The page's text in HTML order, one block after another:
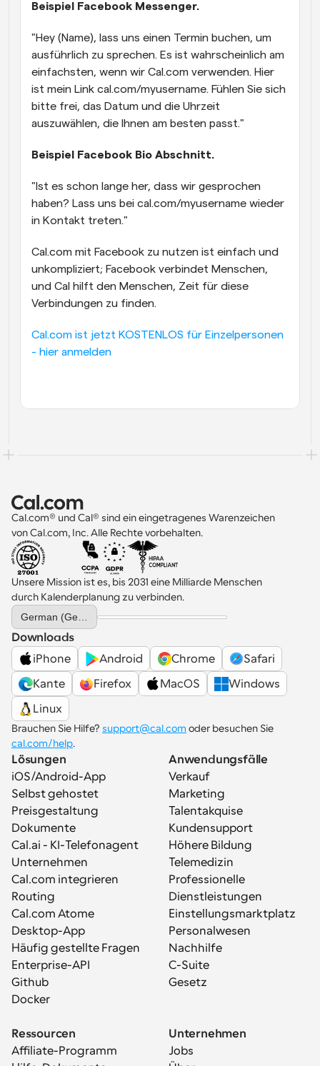
Beispiel Facebook Messenger.
"Hey (Name), lass uns einen Termin buchen, um
ausführlich zu sprechen. Es ist wahrscheinlich am
einfachsten, wenn wir Cal.com verwenden. Hier
ist mein Link cal.com/myusername. Fühlen Sie sich
bitte frei, das Datum und die Uhrzeit
auszuwählen, die Ihnen am besten passt."
Beispiel Facebook Bio Abschnitt.
"Ist es schon lange her, dass wir gesprochen
haben? Lass uns bei cal.com/myusername wieder
in Kontakt treten."
Cal.com mit Facebook zu nutzen ist einfach und
unkompliziert; Facebook verbindet Menschen,
und Cal hilft den Menschen, Zeit für diese
Verbindungen zu finden.
Cal.com ist jetzt KOSTENLOS für Einzelpersonen
- hier anmelden
Cal.com® und Cal® sind ein eingetragenes Warenzeichen
von Cal.com, Inc. Alle Rechte vorbehalten.
Unsere Mission ist es, bis 2031 eine Milliarde Menschen
durch Kalenderplanung zu verbinden.
Select Language
Downloads
iPhone
Android Chrome
Safari
Kante
Firefox MacOS
Windows
Linux
Brauchen Sie Hilfe? support@cal.com
cal.com/help.
Lösungen
iOS/Android-App
Selbst gehostet
Preisgestaltung
Dokumente
Cal.ai - KI-Telefonagent
Unternehmen
Cal.com integrieren
Routing
Cal.com Atome
Desktop-App
Häufig gestellte Fragen
Enterprise-API
Github
Docker
Anwendungsfälle
Verkauf
Marketing
Talentakquise
Kundensupport
Höhere Bildung
Telemedizin
Professionelle
Dienstleistungen
Einstellungsmarktplatz
Personalwesen
Nachhilfe
C-Suite
Gesetz
Ressourcen
Affiliate-Programm
Unternehmen
Jobs